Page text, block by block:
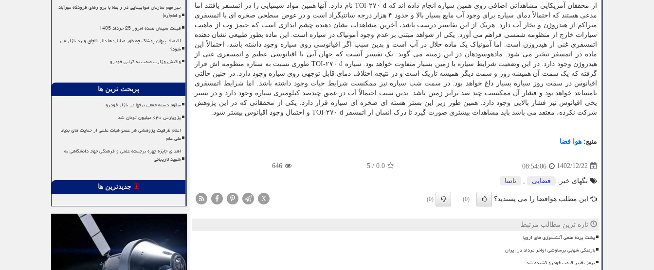
از محققان آمریکایی مشاهداتی اضافی روی همین سیاره انجام داده اند که TOI-۲۷۰ d نام دارد. آنها همین مواد شیمیایی را در اتمسفر یافتند اما
مدعی هستند که احتمالاً دمای سیاره برای وجود آب مایع بسیار بالا و حدود ۴ هزار درجه سانتیگراد است و در عوض سطحی صخره ای با اتمسفری
متراکم از هیدروژن و بخار آب دارد. هریک از این تفاسیر درست باشد، آخرین مشاهدات نشان دهنده چشم اندازی است که جیمز وب از ماهیت
سیارات خارج از منظومه شمسی فراهم می آورد. یکی از شواهد مبتنی بر عدم وجود آمونیاک در سیاره است. این ماده بطور طبیعی نشان دهنده
اتمسفری غنی از هیدروژن است. اما آمونیاک یک ماده حلال در آب است و بدین سبب اگر اقیانوسی روی سیاره وجود داشته باشد، احتمالاً این
ماده در اتمسفر تبخیر می شود. مادهوسودهان در این زمینه می گوید: یک تفسیر آنست که جهان آبی با اقیانوسی عظیم و اتمسفری غنی از
هیدروژن وجود دارد. در این وضعیت شرایط سیاره با زمین بسیار متفاوت خواهد بود. سیاره TOI-۲۷۰ d طوری نسبت به ستاره منظومه اش قرار
گرفته که یک سمت آن همیشه روز و سمت دیگر همیشه تاریک است و در نتیجه اختلاف دمای قابل توجهی روی سیاره وجود دارد. در چنین حالتی
اقیانوس در سمت روز سیاره بسیار داغ خواهد بود. در سمت شب سیاره نیز ممکنست شرایط حیات وجود داشته باشد. اما شرایط اتمسفری
نامساعد خواهد بود و فشار آن ممکنست چند صد برابر زمین باشد. بدین سبب احتمالاً آب در عمق چندصد کیلومتری سیاره وجود دارد و در بستر
یخی اقیانوس نیز فشار بالایی وجود دارد. همین طور زیر این بستر هسته ای صخره ای سیاره قرار دارد. یکی از محققانی که در این پژوهش
شرکت نکرده، معتقد می باشد باید مشاهدات بیشتری صورت گیرد تا درک انسان از اتمسفر TOI-۲۷۰ d و احتمال وجود اقیانوس بیشتر شود.
منبع: هوا فضا
1402/12/22
08:54:06
0.0
/
5
646
تگهای خبر: فضایی ناسا
این مطلب هوافضا را می پسندید؟ (0)
(0)
X
تازه ترین مطالب مرتبط
پشت پرده علمی آتشسوزی های اروپا
بارندگی شهابی برساوشی اواخر مرداد در ایران
ترمز تغییر قیمت خودرو کشیده شد
خبر مهم سازمان هواپیمایی در رابطه با پروازهای فرودگاه مهرآباد
و امام(ره)
قیمت سیمان عمده امروز 25 خرداد 1405
اقتصاد پنهان پوشاک چه طور میلیاردها دلار قاچاق وارد بازار می
شود؟
واکنش وزارت صمت به گرانی خودرو
پربحث ترین ها
سقوط دسته جمعی نرخها در بازار خودرو
پژوپارس ۶۴۰ میلیون تومان شد
اعلام ظرفیت پژوهشی هر عضو هیات علمی از حمایت های بنیاد
ملی علم
اهدای جایزه چهره برجسته علمی و فرهنگی جهاد دانشگاهی به
شهید لاریجانی
جدیدترین ها